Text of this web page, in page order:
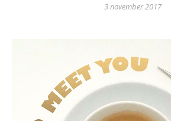
3 november 2017